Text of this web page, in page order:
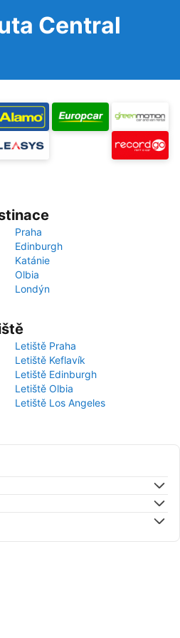
Central
Praha
Edinburgh
Katánie
Olbia
Londýn
Letiště Praha
Letiště Keflavík
Letiště Edinburgh
Letiště Olbia
Letiště Los Angeles